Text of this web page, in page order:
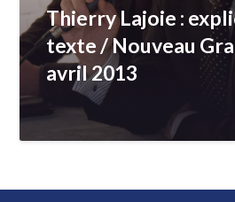
Thierry Lajoie :
texte / Nouveau
avril 2013